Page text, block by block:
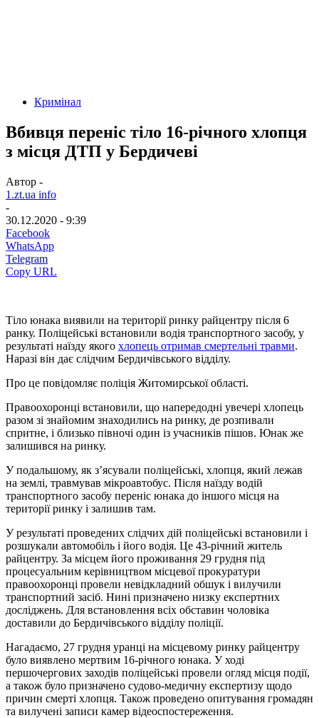
Кримінал
Вбивця переніс тіло 16-річного хлопця
з місця ДТП у Бердичеві
Автор -
1.zt.ua info
-
30.12.2020 - 9:39
Facebook
WhatsApp
Telegram
Copy URL
Тіло юнака виявили на території ринку райцентру після 6
ранку. Поліцейські встановили водія транспортного засобу, у
результаті наїзду якого хлопець отримав смертельні травми.
Наразі він дає слідчим Бердичівського відділу.
Про це повідомляє поліція Житомирської області.
Правоохоронці встановили, що напередодні увечері хлопець
разом зі знайомим знаходились на ринку, де розпивали
спритне, і близько півночі один із учасників пішов. Юнак же
залишився на ринку.
У подальшому, як з’ясували поліцейські, хлопця, який лежав
на землі, травмував мікроавтобус. Після наїзду водій
транспортного засобу переніс юнака до іншого місця на
території ринку і залишив там.
У результаті проведених слідчих дій поліцейські встановили і
розшукали автомобіль і його водія. Це 43-річний житель
райцентру. За місцем його проживання 29 грудня під
процесуальним керівництвом місцевої прокуратури
правоохоронці провели невідкладний обшук і вилучили
транспортний засіб. Нині призначено низку експертних
досліджень. Для встановлення всіх обставин чоловіка
доставили до Бердичівського відділу поліції.
Нагадаємо, 27 грудня уранці на місцевому ринку райцентру
було виявлено мертвим 16-річного юнака. У ході
першочергових заходів поліцейські провели огляд місця події,
а також було призначено судово-медичну експертизу щодо
причин смерті хлопця. Також проведено опитування громадян
та вилучені записи камер відеоспостереження.